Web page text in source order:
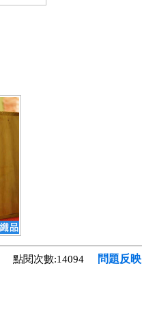
點閱次數:14094 問題反映